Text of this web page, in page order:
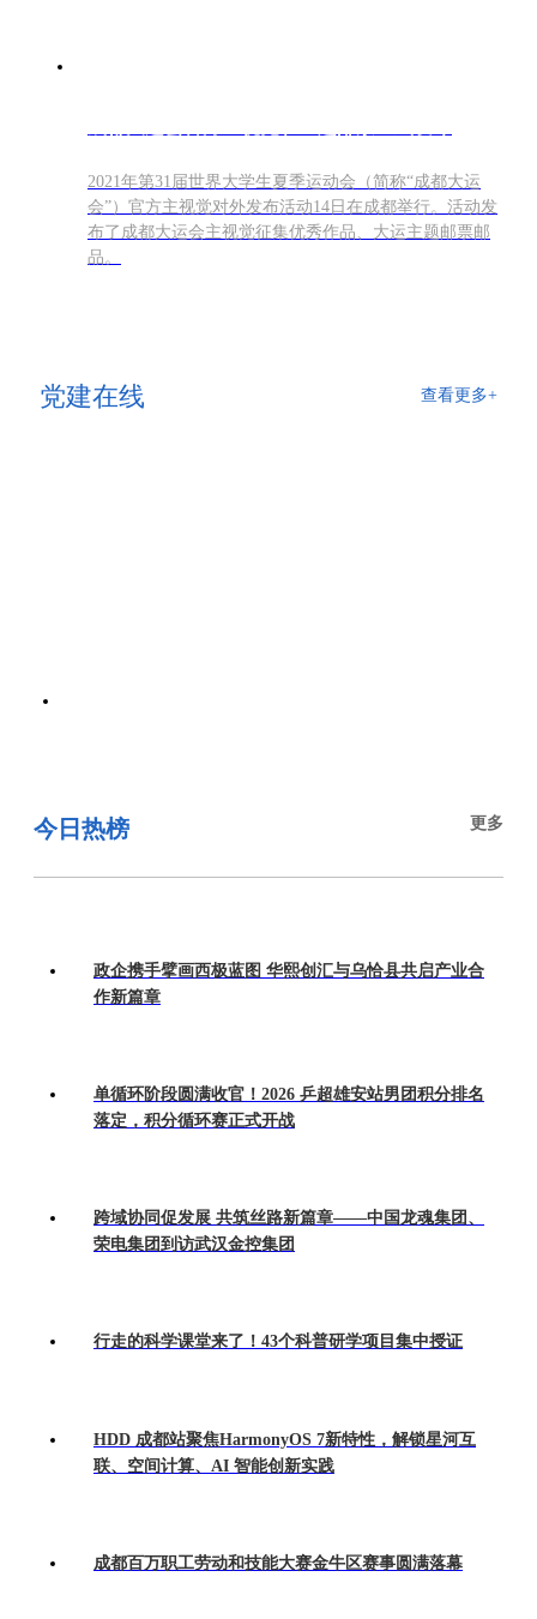
2021年第31届世界大学生夏季运动会（简称“成都大运
会”）官方主视觉对外发布活动14日在成都举行。活动发
布了成都大运会主视觉征集优秀作品、大运主题邮票邮
品。
党建在线 查看更多+
今日热榜 更多
政企携手擘画西极蓝图 华熙创汇与乌恰县共启产业合
作新篇章
单循环阶段圆满收官！2026 乒超雄安站男团积分排名
落定，积分循环赛正式开战
跨域协同促发展 共筑丝路新篇章——中国龙魂集团、
荣电集团到访武汉金控集团
行走的科学课堂来了！43个科普研学项目集中授证
HDD 成都站聚焦HarmonyOS 7新特性，解锁星河互
联、空间计算、AI 智能创新实践
成都百万职工劳动和技能大赛金牛区赛事圆满落幕